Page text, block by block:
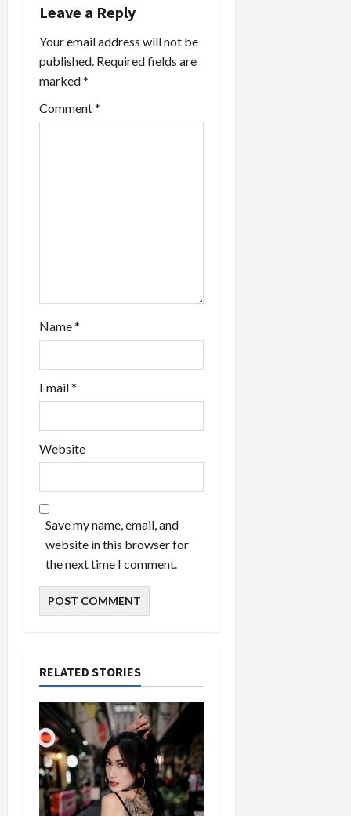
i
g
a
t
Leave a Reply
Your email address will not be
published. Required fields are
marked*
Comment*
Name*
Email*
Website
Save my name, email, and
website in this browser for
the next time I comment.
RELATED STORIES